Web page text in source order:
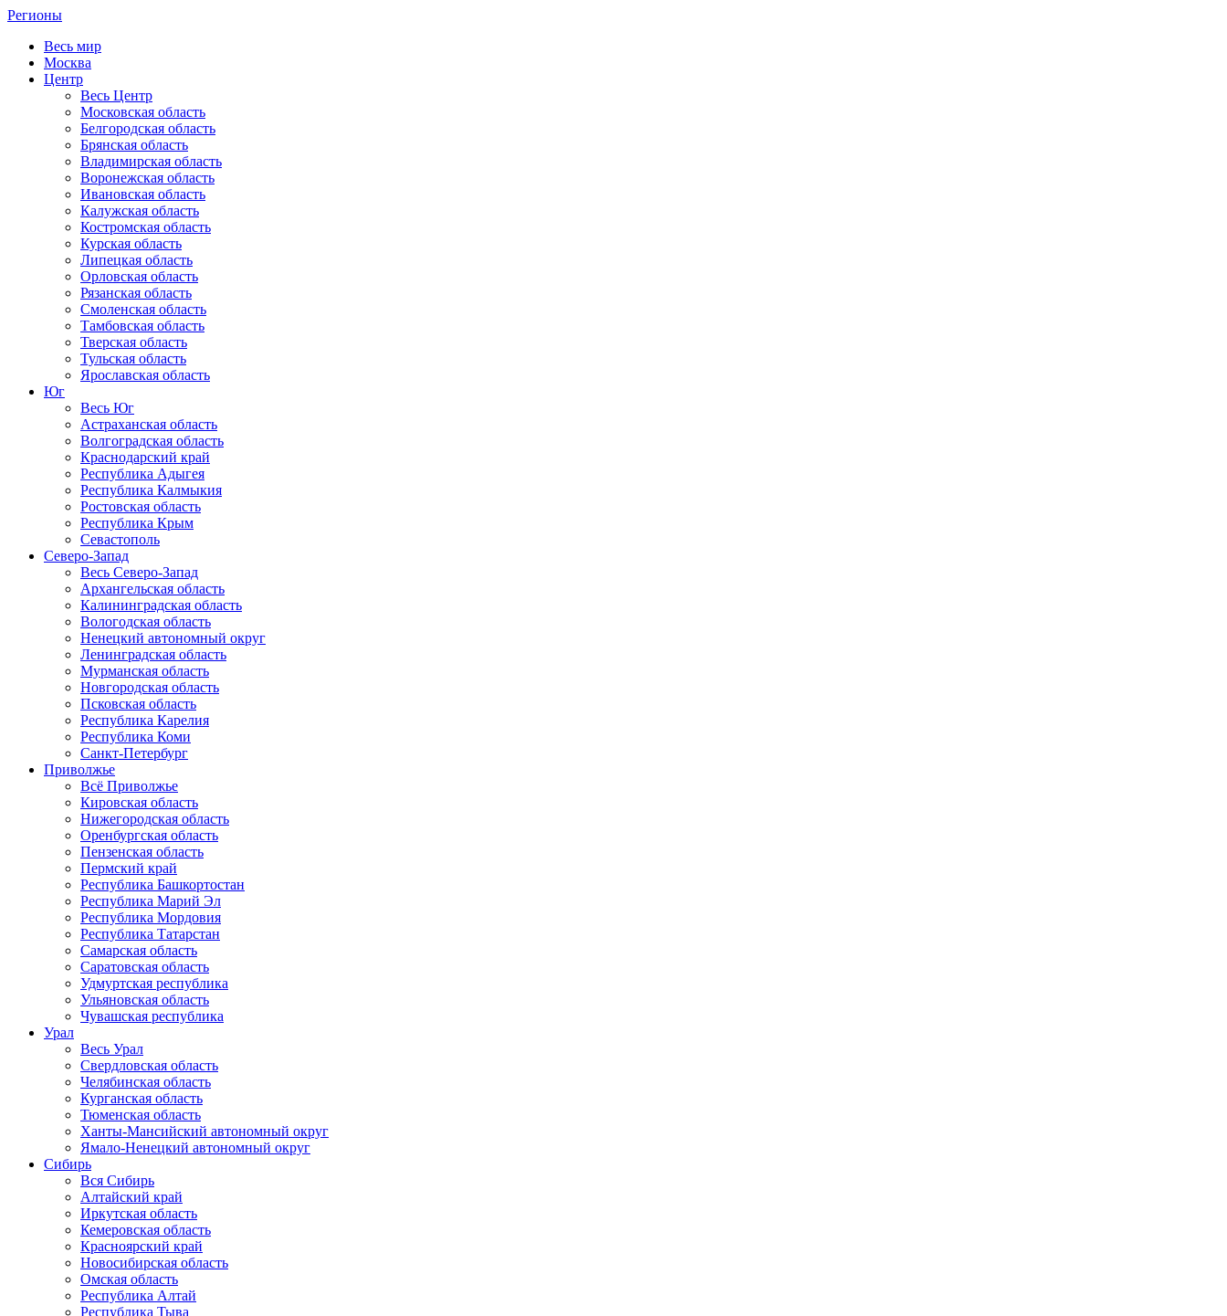
Регионы
Весь мир
Москва
Центр
Весь Центр
Московская область
Белгородская область
Брянская область
Владимирская область
Воронежская область
Ивановская область
Калужская область
Костромская область
Курская область
Липецкая область
Орловская область
Рязанская область
Смоленская область
Тамбовская область
Тверская область
Тульская область
Ярославская область
Юг
Весь Юг
Астраханская область
Волгоградская область
Краснодарский край
Республика Адыгея
Республика Калмыкия
Ростовская область
Республика Крым
Севастополь
Северо-Запад
Весь Северо-Запад
Архангельская область
Калининградская область
Вологодская область
Ненецкий автономный округ
Ленинградская область
Мурманская область
Новгородская область
Псковская область
Республика Карелия
Республика Коми
Санкт-Петербург
Приволжье
Всё Приволжье
Кировская область
Нижегородская область
Оренбургская область
Пензенская область
Пермский край
Республика Башкортостан
Республика Марий Эл
Республика Мордовия
Республика Татарстан
Самарская область
Саратовская область
Удмуртская республика
Ульяновская область
Чувашская республика
Урал
Весь Урал
Свердловская область
Челябинская область
Курганская область
Тюменская область
Ханты-Мансийский автономный округ
Ямало-Ненецкий автономный округ
Сибирь
Вся Сибирь
Алтайский край
Иркутская область
Кемеровская область
Красноярский край
Новосибирская область
Омская область
Республика Алтай
Республика Тыва